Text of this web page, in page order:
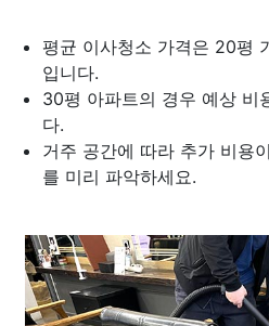
평균 이사청소 가격은 20평
입니다.
30평 아파트의 경우 예상 비
다.
거주 공간에 따라 추가 비용
를 미리 파악하세요.